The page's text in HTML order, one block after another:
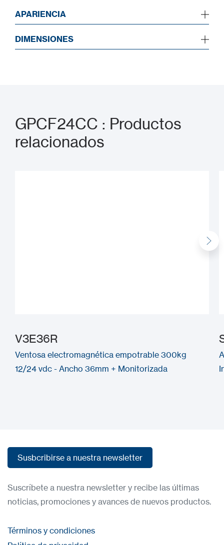
APARIENCIA
DIMENSIONES
GPCF24CC : Productos
relacionados
V3E36R
Ventosa electromagnética empotrable 300kg
12/24 vdc - Ancho 36mm + Monitorizada
Susbcribirse a nuestra newsletter
Suscríbete a nuestra newsletter y recibe las últimas
noticias, promociones y avances de nuevos productos.
Términos y condiciones